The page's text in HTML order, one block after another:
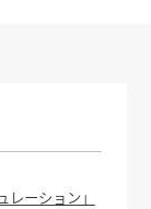
ーション」